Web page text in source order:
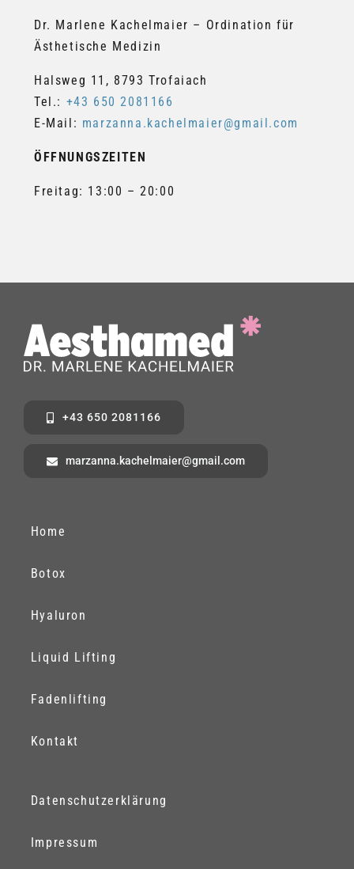
Dr. Marlene Kachelmaier – Ordination für
Ästhetische Medizin
Halsweg 11, 8793 Trofaiach
Tel.: +43 650 2081166
E-Mail: marzanna.kachelmaier@gmail.com
ÖFFNUNGSZEITEN
Freitag: 13:00 – 20:00
+43 650 2081166
marzanna.kachelmaier@gmail.com
Home
Botox
Hyaluron
Liquid Lifting
Fadenlifting
Kontakt
Datenschutzerklärung
Impressum